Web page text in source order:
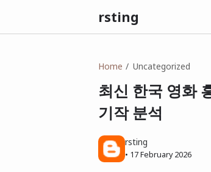
rsting
Home Uncategorized
최신 한국 영화
기작 분석
rsting
• 17 February 2026